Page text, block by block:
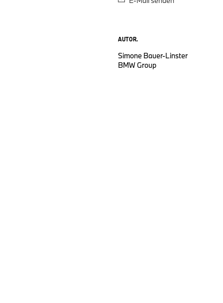
AUTOR.
Simone Bauer-Linster
BMW Group